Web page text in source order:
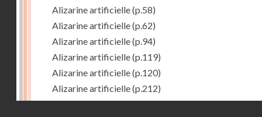
Alizarine artificielle(p.58)
Alizarine artificielle(p.62)
Alizarine artificielle(p.94)
Alizarine artificielle(p.119)
Alizarine artificielle(p.120)
Alizarine artificielle(p.212)
Alizarine artificielle(p.256)